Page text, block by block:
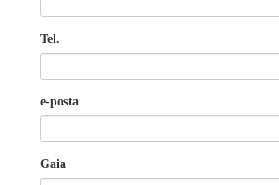
Tel.
e-posta
Gaia